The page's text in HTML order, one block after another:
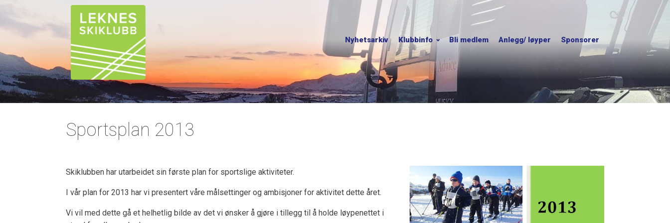
Nyhetsarkiv Klubbinfo Bli medlem Anlegg/ løyper Sponsorer
Sportsplan 2013
Skiklubben har utarbeidet sin første plan for sportslige aktiviteter.
I vår plan for 2013 har vi presentert våre målsettinger og ambisjoner for aktivitet dette året.
Vi vil med dette gå et helhetlig bilde av det vi ønsker å gjøre i tillegg til å holde løypenettet i